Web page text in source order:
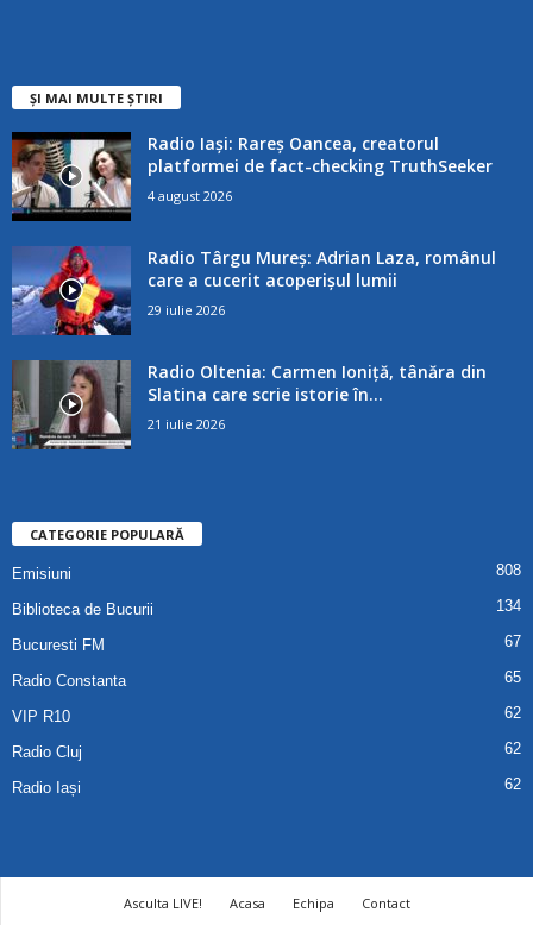
ȘI MAI MULTE ȘTIRI
Radio Iași: Rareș Oancea, creatorul
platformei de fact-checking TruthSeeker
4 august 2026
Radio Târgu Mureș: Adrian Laza, românul
care a cucerit acoperișul lumii
29 iulie 2026
Radio Oltenia: Carmen Ioniță, tânăra din
Slatina care scrie istorie în...
21 iulie 2026
CATEGORIE POPULARĂ
Emisiuni 808
Biblioteca de Bucurii 134
Bucuresti FM 67
Radio Constanta 65
VIP R10 62
Radio Cluj 62
Radio Iași 62
Asculta LIVE! Acasa Echipa Contact